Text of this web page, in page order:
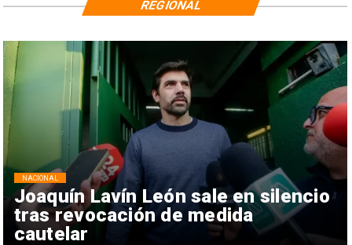
Joaquín Lavín León sale en silencio
tras revocación de medida
cautelar
NACIONAL
REGIONAL